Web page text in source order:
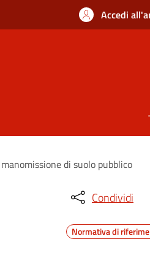
Accedi
di suolo pubblico
Condividi
Normativa di